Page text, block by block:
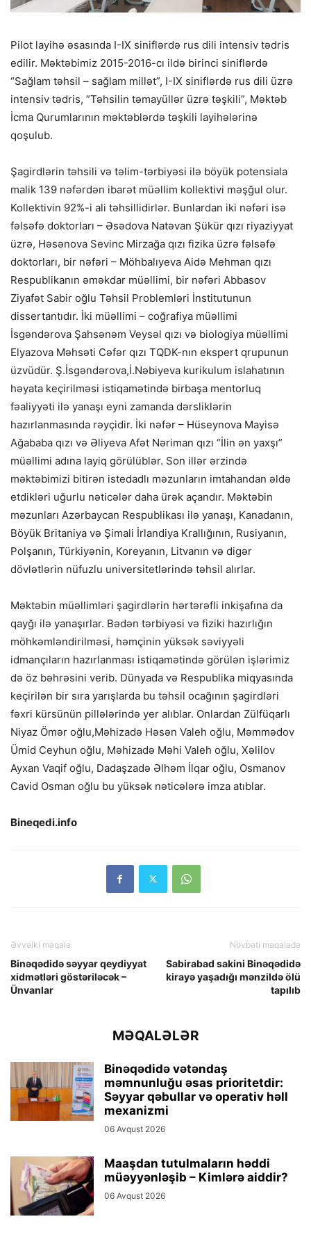
Pilot layihə əsasında I-IX siniflərdə rus dili intensiv tədris
edilir. Məktəbimiz 2015-2016-cı ildə birinci siniflərdə
“Sağlam təhsil – sağlam millət”, I-IX siniflərdə rus dili üzrə
intensiv tədris, ”Təhsilin təmayüllər üzrə təşkili”, Məktəb
İcma Qurumlarının məktəblərdə təşkili layihələrinə
qoşulub.
Şagirdlərin təhsili və təlim-tərbiyəsi ilə böyük potensiala
malik 139 nəfərdən ibarət müəllim kollektivi məşğul olur.
Kollektivin 92%-i ali təhsillidirlər. Bunlardan iki nəfəri isə
fəlsəfə doktorları – Əsədova Natəvan Şükür qızı riyaziyyat
üzrə, Həsənova Sevinc Mirzağa qızı fizika üzrə fəlsəfə
doktorları, bir nəfəri – Möhbalıyeva Aidə Mehman qızı
Respublikanın əməkdar müəllimi, bir nəfəri Abbasov
Ziyafət Sabir oğlu Təhsil Problemləri İnstitutunun
dissertantıdır. İki müəllimi – coğrafiya müəllimi
İsgəndərova Şahsənəm Veysəl qızı və biologiya müəllimi
Elyazova Məhsəti Cəfər qızı TQDK-nın ekspert qrupunun
üzvüdür. Ş.İsgəndərova,İ.Nəbiyeva kurikulum islahatının
həyata keçirilməsi istiqamətində birbaşa mentorluq
fəaliyyəti ilə yanaşı eyni zamanda dərsliklərin
hazırlanmasında rəyçidir. İki nəfər – Hüseynova Mayisə
Ağababa qızı və Əliyeva Afət Nəriman qızı “İlin ən yaxşı”
müəllimi adına layiq görülüblər. Son illər ərzində
məktəbimizi bitirən istedadlı məzunların imtahandan əldə
etdikləri uğurlu nəticələr daha ürək açandır. Məktəbin
məzunları Azərbaycan Respublikası ilə yanaşı, Kanadanın,
Böyük Britaniya və Şimali İrlandiya Krallığının, Rusiyanın,
Polşanın, Türkiyənin, Koreyanın, Litvanın və digər
dövlətlərin nüfuzlu universitetlərində təhsil alırlar.
Məktəbin müəllimləri şagirdlərin hərtərəfli inkişafına da
qayğı ilə yanaşırlar. Bədən tərbiyəsi və fiziki hazırlığın
möhkəmləndirilməsi, həmçinin yüksək səviyyəli
idmançıların hazırlanması istiqamətində görülən işlərimiz
də öz bəhrəsini verib. Dünyada və Respublika miqyasında
keçirilən bir sıra yarışlarda bu təhsil ocağının şagirdləri
fəxri kürsünün pillələrində yer alıblar. Onlardan Zülfüqarlı
Niyaz Ömər oğlu,Məhizadə Həsən Valeh oğlu, Məmmədov
Ümid Ceyhun oğlu, Məhizadə Məhi Valeh oğlu, Xəlilov
Ayxan Vaqif oğlu, Dadaşzadə Əlhəm İlqar oğlu, Osmanov
Cavid Osman oğlu bu yüksək nəticələrə imza atıblar.
Bineqedi.info
Əvvəlki məqalə
Binəqədidə səyyar qeydiyyat
xidmətləri göstəriləcək –
Ünvanlar
Növbəti məqalədə
Sabirabad sakini Binəqədidə
kirayə yaşadığı mənzildə ölü
tapılıb
MƏQALƏLƏR
Binəqədidə vətəndaş
məmnunluğu əsas prioritetdir:
Səyyar qəbullar və operativ həll
mexanizmi
06 Avqust 2026
Maaşdan tutulmaların həddi
müəyyənləşib – Kimlərə aiddir?
06 Avqust 2026